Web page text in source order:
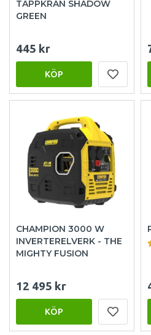
TAPPKRAN SHADOW
GREEN
445 kr
KÖP
CHAMPION 3000 W
INVERTERELVERK - THE
MIGHTY FUSION
12 495 kr
KÖP